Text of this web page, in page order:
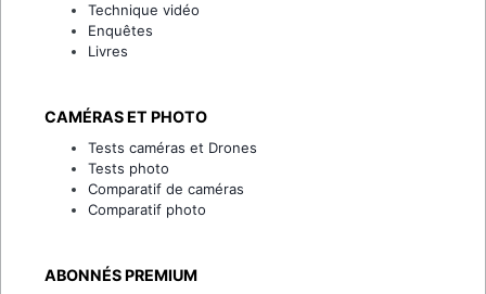
Technique vidéo
Enquêtes
Livres
CAMÉRAS ET PHOTO
Tests caméras et Drones
Tests photo
Comparatif de caméras
Comparatif photo
ABONNÉS PREMIUM